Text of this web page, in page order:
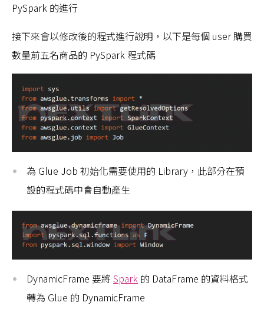
PySpark 的進行
接下來會以修改後的程式進行說明，以下是每個 user 購買
數量前五名商品的 PySpark 程式碼
為 Glue Job 初始化需要使用的 Library，此部分在預
設的程式碼中會自動產生
DynamicFrame 要將 Spark 的 DataFrame 的資料格式
轉為 Glue 的 DynamicFrame